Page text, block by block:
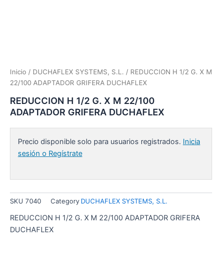
Inicio / DUCHAFLEX SYSTEMS, S.L. / REDUCCION H 1/2 G. X M
22/100 ADAPTADOR GRIFERA DUCHAFLEX
REDUCCION H 1/2 G. X M 22/100
ADAPTADOR GRIFERA DUCHAFLEX
Precio disponible solo para usuarios registrados. Inicia
sesión o Regístrate
SKU 7040 Category DUCHAFLEX SYSTEMS, S.L.
REDUCCION H 1/2 G. X M 22/100 ADAPTADOR GRIFERA
DUCHAFLEX